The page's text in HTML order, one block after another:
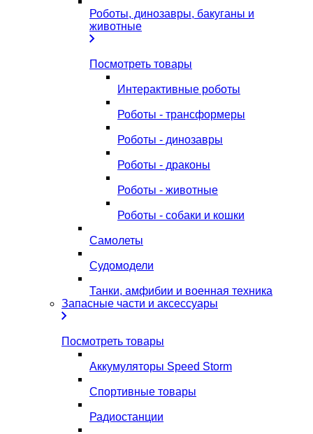
Роботы, динозавры, бакуганы и
животные
Посмотреть товары
Интерактивные роботы
Роботы - трансформеры
Роботы - динозавры
Роботы - драконы
Роботы - животные
Роботы - собаки и кошки
Самолеты
Судомодели
Танки, амфибии и военная техника
Запасные части и аксессуары
Посмотреть товары
Аккумуляторы Speed Storm
Спортивные товары
Радиостанции